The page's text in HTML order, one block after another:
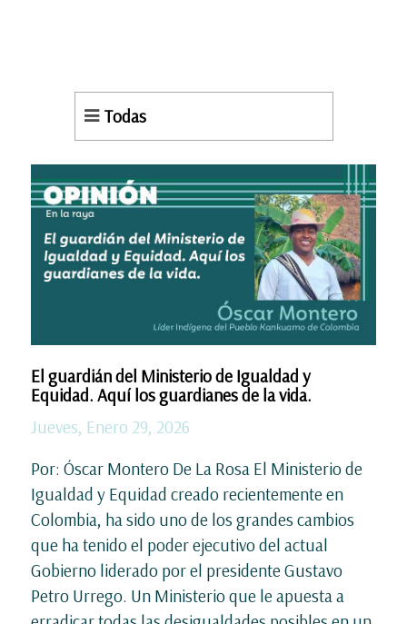
Todas
El guardián del Ministerio de Igualdad y
Equidad. Aquí los guardianes de la vida.
Jueves, Enero 29, 2026
Por: Óscar Montero De La Rosa El Ministerio de
Igualdad y Equidad creado recientemente en
Colombia, ha sido uno de los grandes cambios
que ha tenido el poder ejecutivo del actual
Gobierno liderado por el presidente Gustavo
Petro Urrego. Un Ministerio que le apuesta a